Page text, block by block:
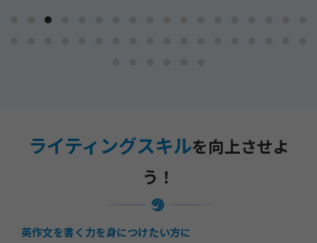
ライティングスキルを向上させよ
う！
英作文を書く力を身につけたい方に